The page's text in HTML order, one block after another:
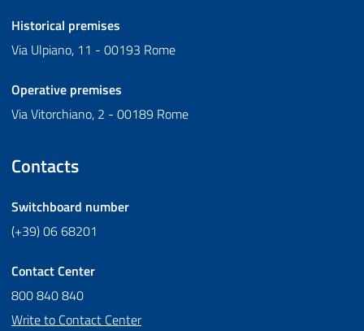
Historical premises
Via Ulpiano, 11 - 00193 Rome
Operative premises
Via Vitorchiano, 2 - 00189 Rome
Contacts
Switchboard number
(+39) 06 68201
Contact Center
800 840 840
Write to Contact Center